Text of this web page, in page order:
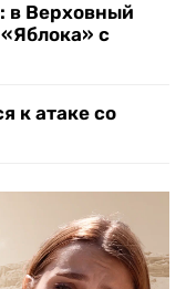
в Верховный
с
к атаке со